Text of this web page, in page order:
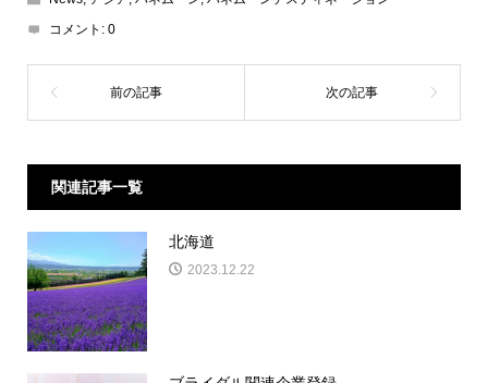
コメント: 0
関連記事一覧
北海道
2023.12.22